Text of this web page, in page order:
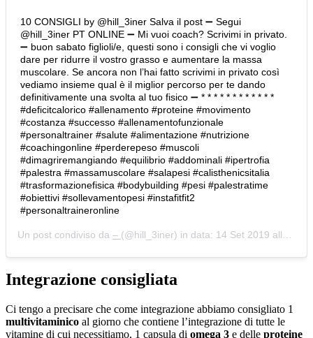
10 CONSIGLI by @hill_3iner Salva il post ➖ Segui
@hill_3iner PT ONLINE ➖ Mi vuoi coach? Scrivimi in privato.
➖ buon sabato figlioli/e, questi sono i consigli che vi voglio
dare per ridurre il vostro grasso e aumentare la massa
muscolare. Se ancora non l’hai fatto scrivimi in privato così
vediamo insieme qual è il miglior percorso per te dando
definitivamente una svolta al tuo fisico ➖ * * * * * * * * * * * *
#deficitcalorico #allenamento #proteine #movimento
#costanza #successo #allenamentofunzionale
#personaltrainer #salute #alimentazione #nutrizione
#coachingonline #perderepeso #muscoli
#dimagriremangiando #equilibrio #addominali #ipertrofia
#palestra #massamuscolare #salapesi #calisthenicsitalia
#trasformazionefisica #bodybuilding #pesi #palestratime
#obiettivi #sollevamentopesi #instafitfit2
#personaltraineronline
Un post condiviso da – (@hill_3iner) in data: 14 Set 2019 alle ore 12:18 PDT
Integrazione consigliata
Ci tengo a precisare che come integrazione abbiamo consigliato 1
multivitaminico al giorno che contiene l’integrazione di tutte le
vitamine di cui necessitiamo, 1 capsula di omega 3 e delle proteine